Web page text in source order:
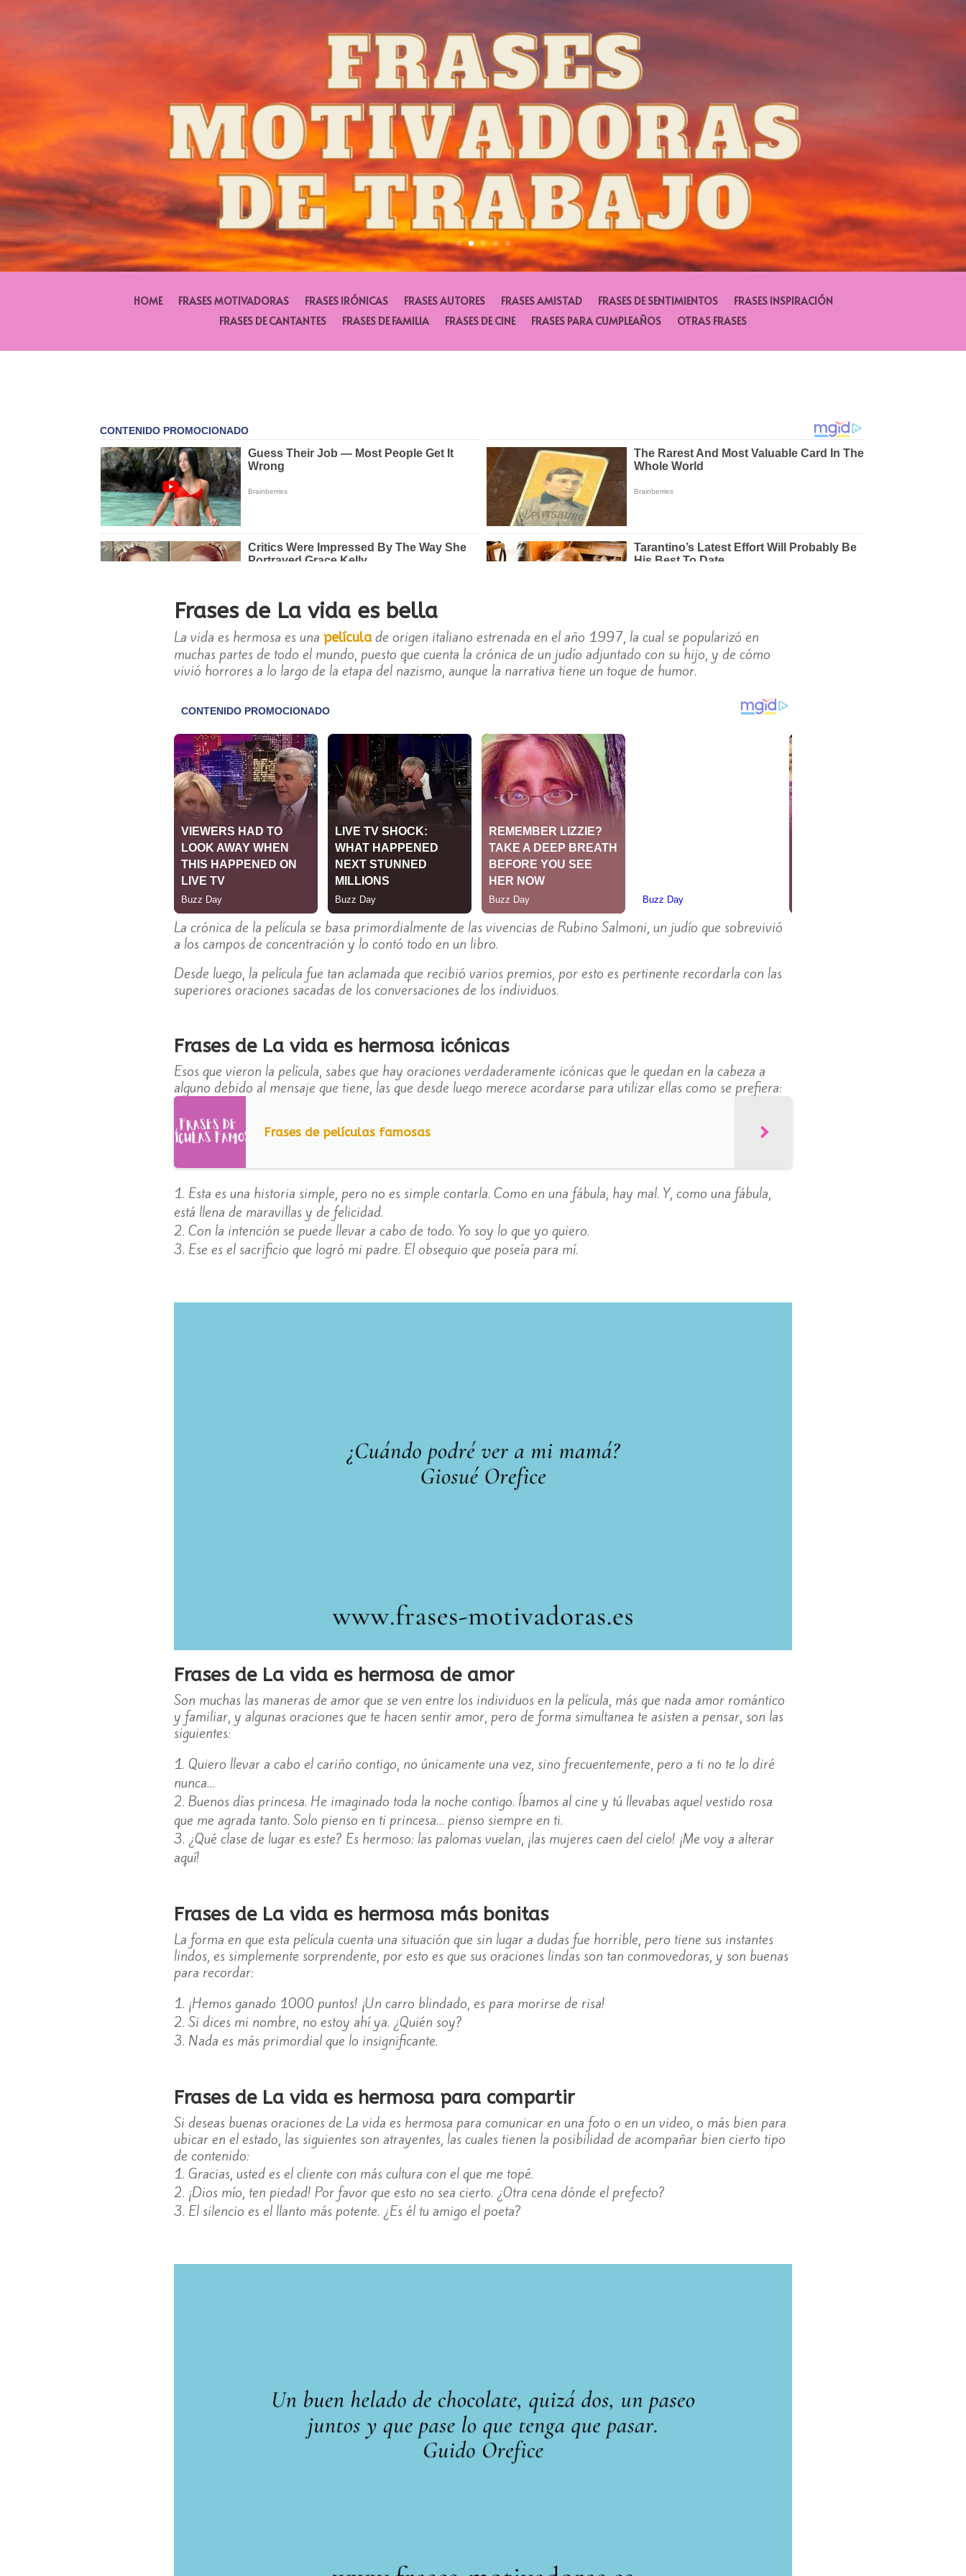
HOME FRASES MOTIVADORAS FRASES IRÓNICAS FRASES AUTORES FRASES AMISTAD FRASES DE SENTIMIENTOS
FRASES INSPIRACIÓN
FRASES DE CANTANTES
FRASES DE FAMILIA FRASES DE CINE FRASES PARA CUMPLEAÑOS OTRAS FRASES
Frases de La vida es bella
La vida es hermosa es una películade origen italiano estrenada en el año 1997, la cual se popularizó en
muchas partes de todo el mundo, puesto que cuenta la crónica de un judío adjuntado con su hijo, y de cómo
vivió horrores a lo largo de la etapa del nazismo, aunque la narrativa tiene un toque de humor.
La crónica de la película se basa primordialmente de las vivencias de Rubino Salmoni, un judío que sobrevivió
a los campos de concentración y lo contó todo en un libro.
Desde luego, la película fue tan aclamada que recibió varios premios, por esto es pertinente recordarla con las
superiores oraciones sacadas de los conversaciones de los individuos.
Frases de La vida es hermosa icónicas
Esos que vieron la película, sabes que hay oraciones verdaderamente icónicas que le quedan en la cabeza a
alguno debido al mensaje que tiene, las que desde luego merece acordarse para utilizar ellas como se prefiera:
Frases de películas famosas
Esta es una historia simple, pero no es simple contarla. Como en una fábula, hay mal. Y, como una fábula,
está llena de maravillas y de felicidad.
Con la intención se puede llevar a cabo de todo. Yo soy lo que yo quiero.
Ese es el sacrificio que logró mi padre. El obsequio que poseía para mí.
Frases de La vida es hermosa de amor
Son muchas las maneras de amor que se ven entre los individuos en la película, más que nada amor romántico
y familiar, y algunas oraciones que te hacen sentir amor, pero de forma simultanea te asisten a pensar, son las
siguientes:
Quiero llevar a cabo el cariño contigo, no únicamente una vez, sino frecuentemente, pero a ti no te lo diré
nunca…
Buenos días princesa. He imaginado toda la noche contigo. Íbamos al cine y tú llevabas aquel vestido rosa
que me agrada tanto. Solo pienso en ti princesa… pienso siempre en ti.
¿Qué clase de lugar es este? Es hermoso: las palomas vuelan, ¡las mujeres caen del cielo! ¡Me voy a alterar
aquí!
Frases de La vida es hermosa más bonitas
La forma en que esta película cuenta una situación que sin lugar a dudas fue horrible, pero tiene sus instantes
lindos, es simplemente sorprendente, por esto es que sus oraciones lindas son tan conmovedoras, y son buenas
para recordar:
¡Hemos ganado 1000 puntos! ¡Un carro blindado, es para morirse de risa!
Si dices mi nombre, no estoy ahí ya. ¿Quién soy?
Nada es más primordial que lo insignificante.
Frases de La vida es hermosa para compartir
Si deseas buenas oraciones de La vida es hermosa para comunicar en una foto o en un video, o más bien para
ubicar en el estado, las siguientes son atrayentes, las cuales tienen la posibilidad de acompañar bien cierto tipo
de contenido:
Gracias, usted es el cliente con más cultura con el que me topé.
¡Dios mío, ten piedad! Por favor que esto no sea cierto. ¿Otra cena dónde el prefecto?
El silencio es el llanto más potente. ¿Es él tu amigo el poeta?